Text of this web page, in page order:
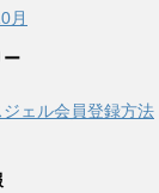
月
ー
ジェル会員登録方法